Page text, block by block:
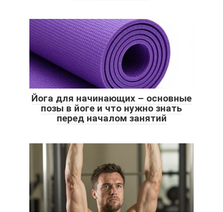
Йога для начинающих – основные
позы в йоге и что нужно знать
перед началом занятий